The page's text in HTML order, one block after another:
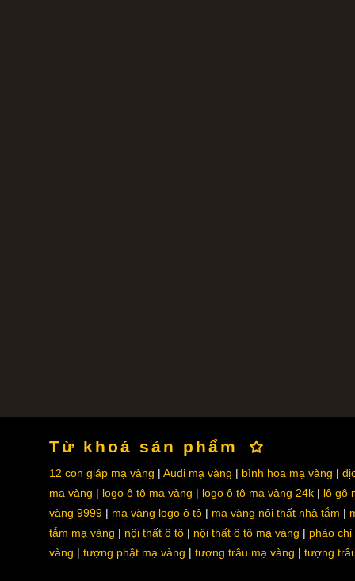
Từ khoá sản phẩm
12 con giáp mạ vàng Audi mạ vàng bình hoa mạ vàng
mạ vàng
logo ô tô mạ vàng logo ô tô mạ vàng 24k
lô gô
vàng 9999
mạ vàng logo ô tô mạ vàng nội thất nhà tắm
tắm mạ vàng
nội thất ô tô nội thất ô tô mạ vàng
phào chỉ
vàng
tượng phật mạ vàng tượng trâu mạ vàng tượng